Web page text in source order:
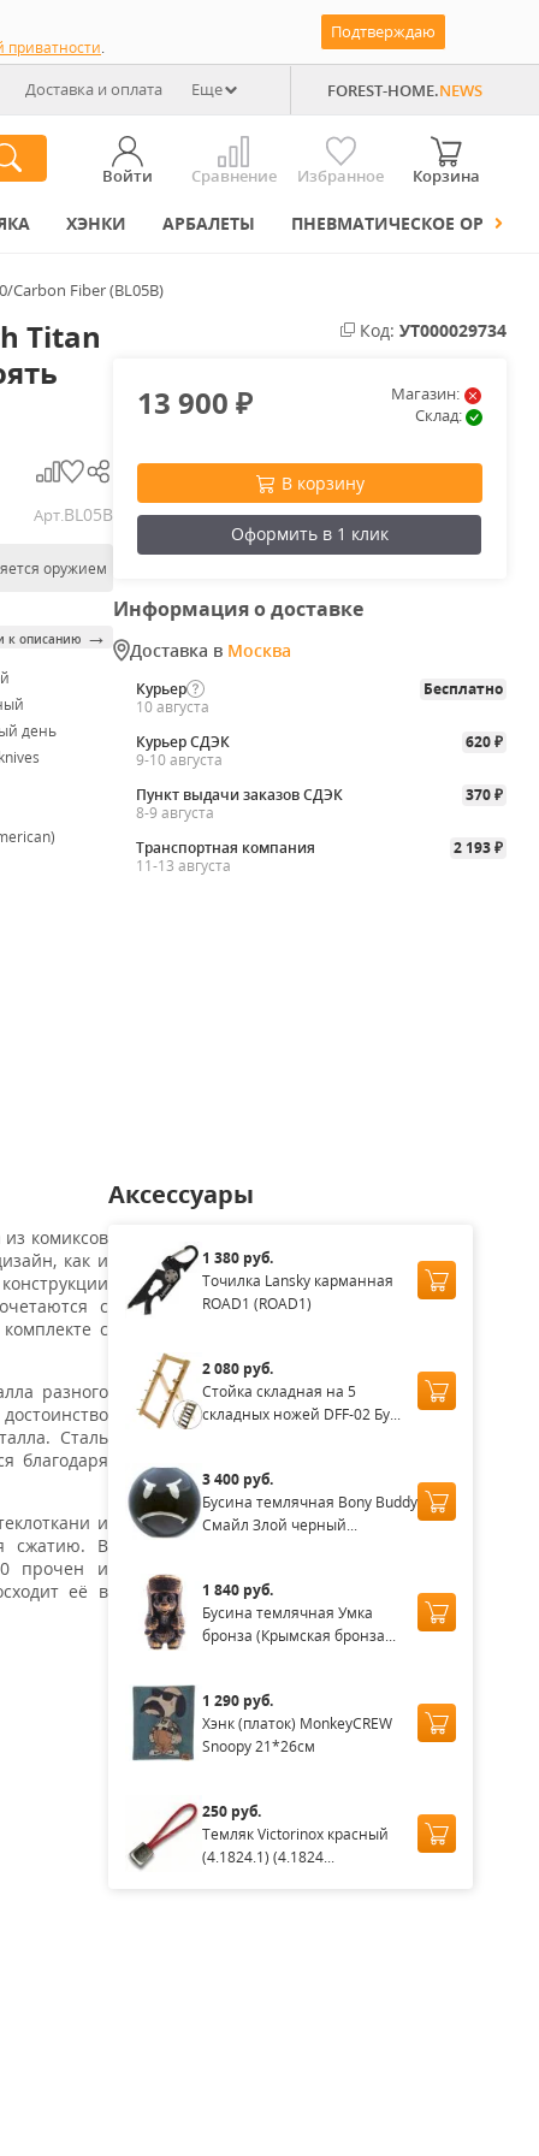
приватности.
Подтверждаю
Доставка и оплата Еще FOREST-HOME.NEWS
Войти Сравнение Избранное Корзина
ХЭНКИ АРБАЛЕТЫ ПНЕВМАТИЧЕСКОЕ ОРУЖИЕ
Carbon Fiber (BL05B)
Titan
Арт.BL05B
оружием
к описанию →
день
Код: УТ000029734
13 900₽
Магазин:
Склад:
В корзину
Оформить в 1 клик
Информация о доставке
Доставка в Москва
Курьер
Бесплатно
10 августа
Курьер СДЭК
620 ₽
9-10 августа
Пункт выдачи заказов СДЭК
370 ₽
8-9 августа
Транспортная компания
2 193 ₽
11-13 августа
комиксов
как и
с
с
разного
Сталь
благодаря
и
сжатию. В
прочен и
её в
Аксессуары
1 380 руб.
Точилка Lansky карманная
ROAD1 (ROAD1)
2 080 руб.
Стойка складная на 5
складных ножей DFF-02 Бу...
3 400 руб.
Бусина темлячная Bony Buddy
Смайл Злой черный...
1 840 руб.
Бусина темлячная Умка
бронза (Крымская бронза...
1 290 руб.
Хэнк (платок) MonkeyCREW
Snoopy 21*26см
250 руб.
Темляк Victorinox красный
(4.1824.1) (4.1824...